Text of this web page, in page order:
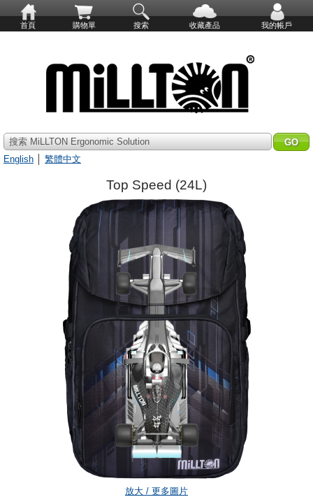
首頁 購物單 搜索 收藏產品 我的帳戶
搜索 MiLLTON Ergonomic Solution
English
繁體中文
Top Speed (24L)
放大 / 更多圖片